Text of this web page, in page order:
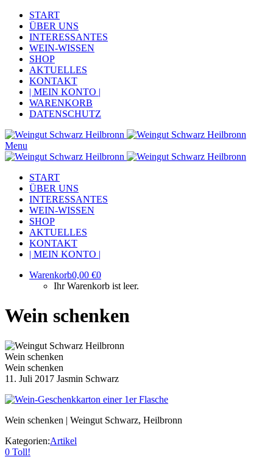
START
ÜBER UNS
INTERESSANTES
WEIN-WISSEN
SHOP
AKTUELLES
KONTAKT
| MEIN KONTO |
WARENKORB
DATENSCHUTZ
Menu
START
ÜBER UNS
INTERESSANTES
WEIN-WISSEN
SHOP
AKTUELLES
KONTAKT
| MEIN KONTO |
Warenkorb0,00 €0
Ihr Warenkorb ist leer.
Wein schenken
Wein schenken
Wein schenken
11. Juli 2017 Jasmin Schwarz
Wein schenken | Weingut Schwarz, Heilbronn
Kategorien:Artikel
0 Toll!